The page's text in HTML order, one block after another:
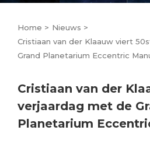
Home > Nieuws >
Cristiaan van der Klaauw viert
Grand Planetarium Eccentric
Cristiaan van der
verjaardag met de
Planetarium